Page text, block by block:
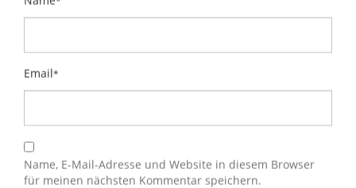
Email*
Name, E-Mail-Adresse und Website in diesem Browser
für meinen nächsten Kommentar speichern.